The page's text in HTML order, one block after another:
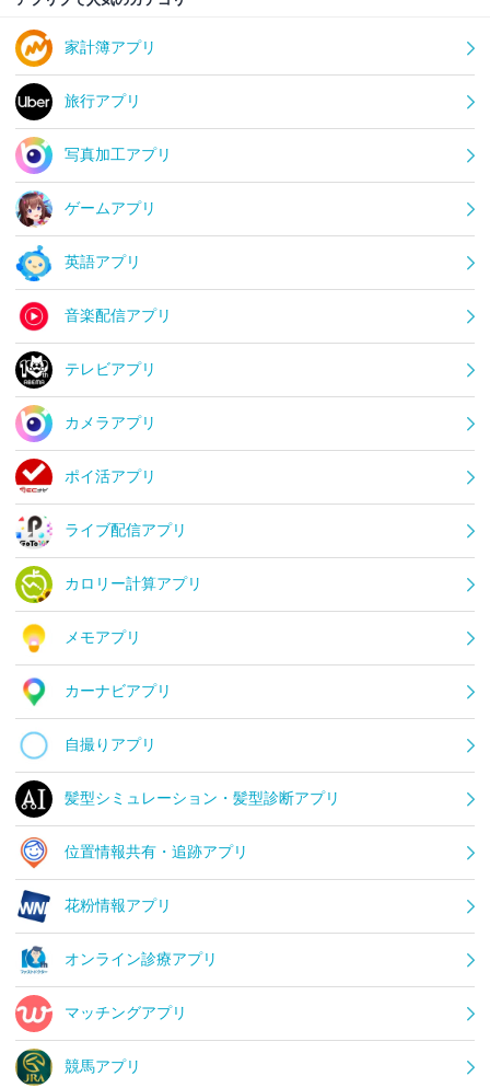
家計簿アプリ
旅行アプリ
写真加工アプリ
ゲームアプリ
英語アプリ
音楽配信アプリ
テレビアプリ
カメラアプリ
ポイ活アプリ
ライブ配信アプリ
カロリー計算アプリ
メモアプリ
カーナビアプリ
自撮りアプリ
髪型シミュレーション・髪型診断アプリ
位置情報共有・追跡アプリ
花粉情報アプリ
オンライン診療アプリ
マッチングアプリ
競馬アプリ